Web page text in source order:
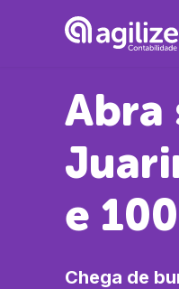
Abra
e
Chega de